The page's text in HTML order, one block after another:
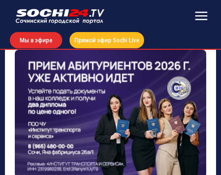
Мы в эфире Прямой эфир Sochi Live